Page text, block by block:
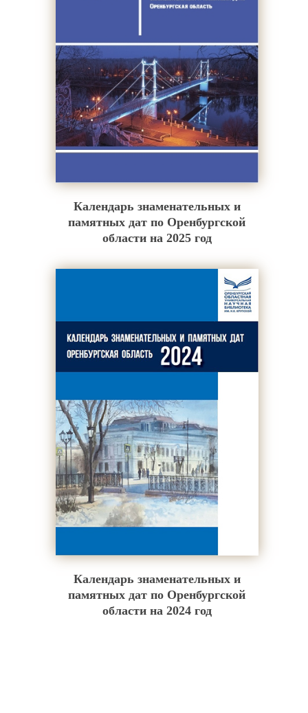
Календарь знаменательных и
памятных дат по Оренбургской
области на 2025 год
Календарь знаменательных и
памятных дат по Оренбургской
области на 2024 год